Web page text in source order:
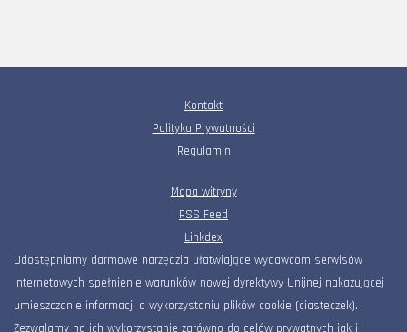
Kontakt
Polityka Prywatności
Regulamin
Mapa witryny
RSS Feed
Linkdex
Udostępniamy darmowe narzędzia ułatwiające wydawcom serwisów
internetowych spełnienie warunków nowej dyrektywy Unijnej nakazującej
umieszczanie informacji o wykorzystaniu plików cookie (ciasteczek).
Zezwalamy na ich wykorzystanie zarówno do celów prywatnych jak i